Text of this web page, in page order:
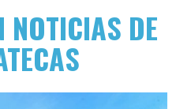
NOTICIAS DE